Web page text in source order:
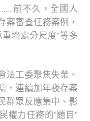
前不久，全國人
案審查任務案例，
墻處分尺度”等多
工委聚焦失業、
，連續加年夜存案
群眾反應集中、影
權力任務的“題目”